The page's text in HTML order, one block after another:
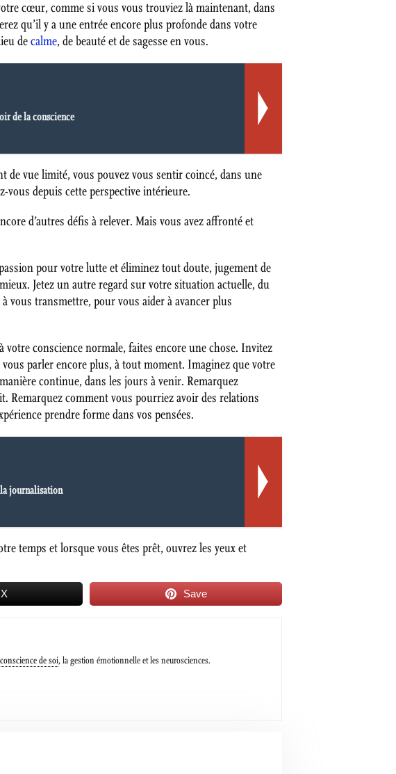
cœur, comme si vous vous trouviez là maintenant, dans
qu’il y a une entrée encore plus profonde dans votre
decalme, de beauté et de sagesse en vous.
de la conscience
de vue limité, vous pouvez vous sentir coincé, dans une
vous depuis cette perspective intérieure.
d’autres défis à relever. Mais vous avez affronté et
pour votre lutte et éliminez tout doute, jugement de
Jetez un autre regard sur votre situation actuelle, du
vous transmettre, pour vous aider à avancer plus
conscience normale, faites encore une chose. Invitez
parler encore plus, à tout moment. Imaginez que votre
continue, dans les jours à venir. Remarquez
Remarquez comment vous pourriez avoir des relations
prendre forme dans vos pensées.
journalisation
temps et lorsque vous êtes prêt, ouvrez les yeux et
Save
de soi, la gestion émotionnelle et les neurosciences.